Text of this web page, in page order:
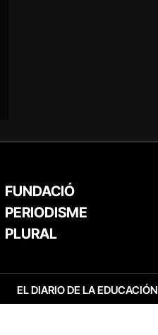
FUNDACIÓ
PERIODISME
PLURAL
EL DIARIO DE LA EDUCACIÓN